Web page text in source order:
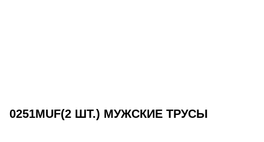
0251MUF(2 ШТ.) МУЖСКИЕ ТРУСЫ